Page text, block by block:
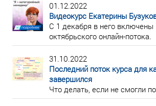
01.12.2022
Видеокурс Екатерины
С 1 декабря в него
октябрьского онлайн-потока.
31.10.2022
Последний поток курса для
завершился
Что делать, если не смогли